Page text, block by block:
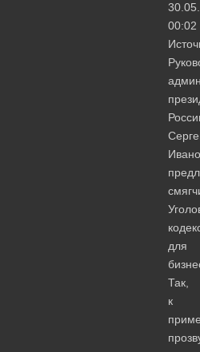
00:02
для
Так,
к